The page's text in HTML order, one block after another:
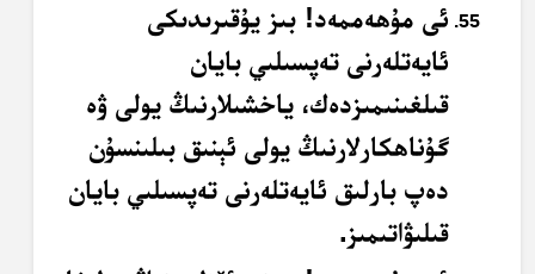
ئى مۇھەممەد! بىز يۇقىرىدىكى
ئايەتلەرنى تەپسىلىي بايان
قىلغىنىمىزدەك، ياخشىلارنىڭ يولى ۋە
گۇناھكارلارنىڭ يولى ئېنىق بىلىنسۇن
دەپ بارلىق ئايەتلەرنى تەپسىلىي بايان
قىلىۋاتىمىز.